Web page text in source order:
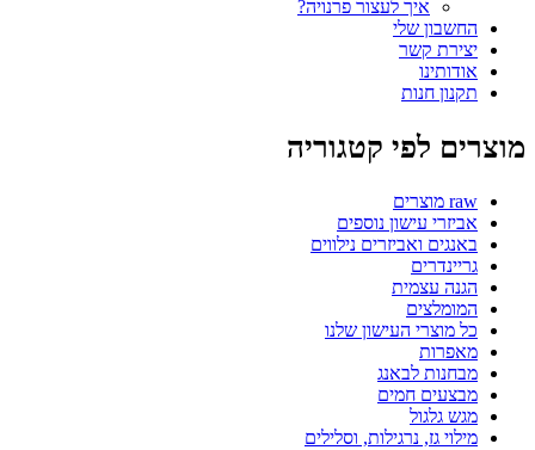
איך לעצור פרנויה?
החשבון שלי
יצירת קשר
אודותינו
תקנון חנות
מוצרים לפי קטגוריה
raw מוצרים
אביזרי עישון נוספים
באנגים ואביזרים נילווים
גריינדרים
הגנה עצמית
המומלצים
כל מוצרי העישון שלנו
מאפרות
מבחנות לבאנג
מבצעים חמים
מגש גלגול
מילוי גז, נרגילות, וסלילים